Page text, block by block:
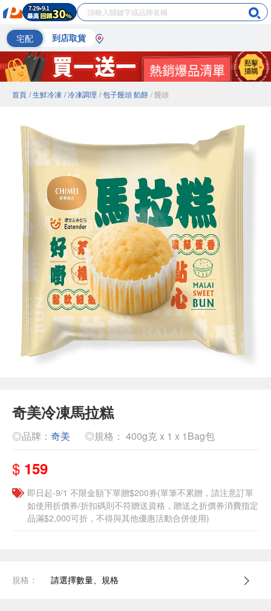
宅配 到店取貨
首頁 / 生鮮冷凍 / 冷凍調理 / 包子饅頭 餡餅 / 饅頭
奇美冷凍馬拉糕
◎品牌： 奇美 ◎規格： 400g克 x 1 x 1Bag包
$ 159
即日起-9/1 不限金額下單贈$200券(單筆不累贈，請注意訂單
如使用折價券/折扣碼則不符贈送資格，贈送之折價券消費指定
品滿$2,000可折，不得與其他優惠活動合併使用)
規格： 請選擇數量、規格